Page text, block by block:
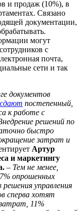
и продаж (10%), в
Связано
документации,
могут
с
почта,
сети и так
документов
постепенный,
к работе с
решений по
быстро
затрат и
Артур
и маркетингу
– Тем не менее,
опрошенных
управления
сперва хотят
11%